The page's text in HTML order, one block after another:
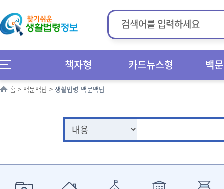
책자형 카드뉴스형 백
홈 > 백문백답 > 생활법령 백문백답